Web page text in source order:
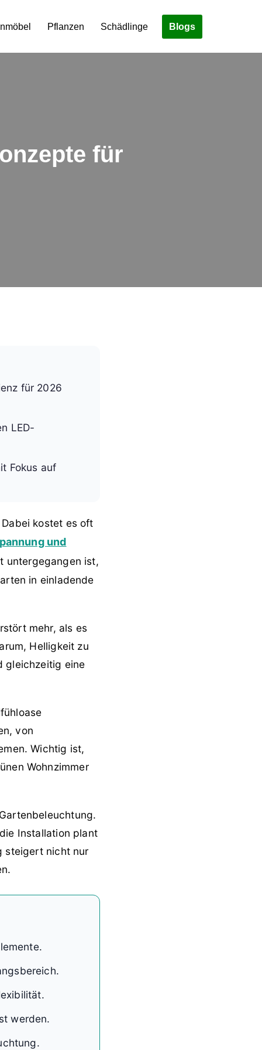
Pflanzen Schädlinge Blogs
für
für 2026
LED-
Fokus auf
kostet es oft
und
untergegangen ist,
in einladende
mehr, als es
Helligkeit zu
gleichzeitig eine
von
Wichtig ist,
Wohnzimmer
Installation plant
steigert nicht nur
werden.